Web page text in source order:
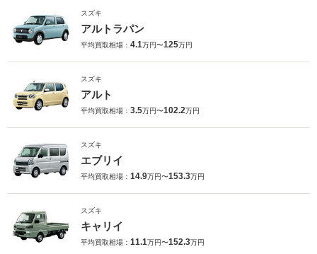
スズキ
アルトラパン
平均買取相場： 4.1万円〜125万円
スズキ
アルト
平均買取相場： 3.5万円〜102.2万円
スズキ
エブリイ
平均買取相場： 14.9万円〜153.3万円
スズキ
キャリイ
平均買取相場： 11.1万円〜152.3万円